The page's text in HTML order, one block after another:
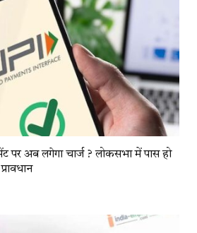
अब लगेगा चार्ज ? लोकसभा में पास हो